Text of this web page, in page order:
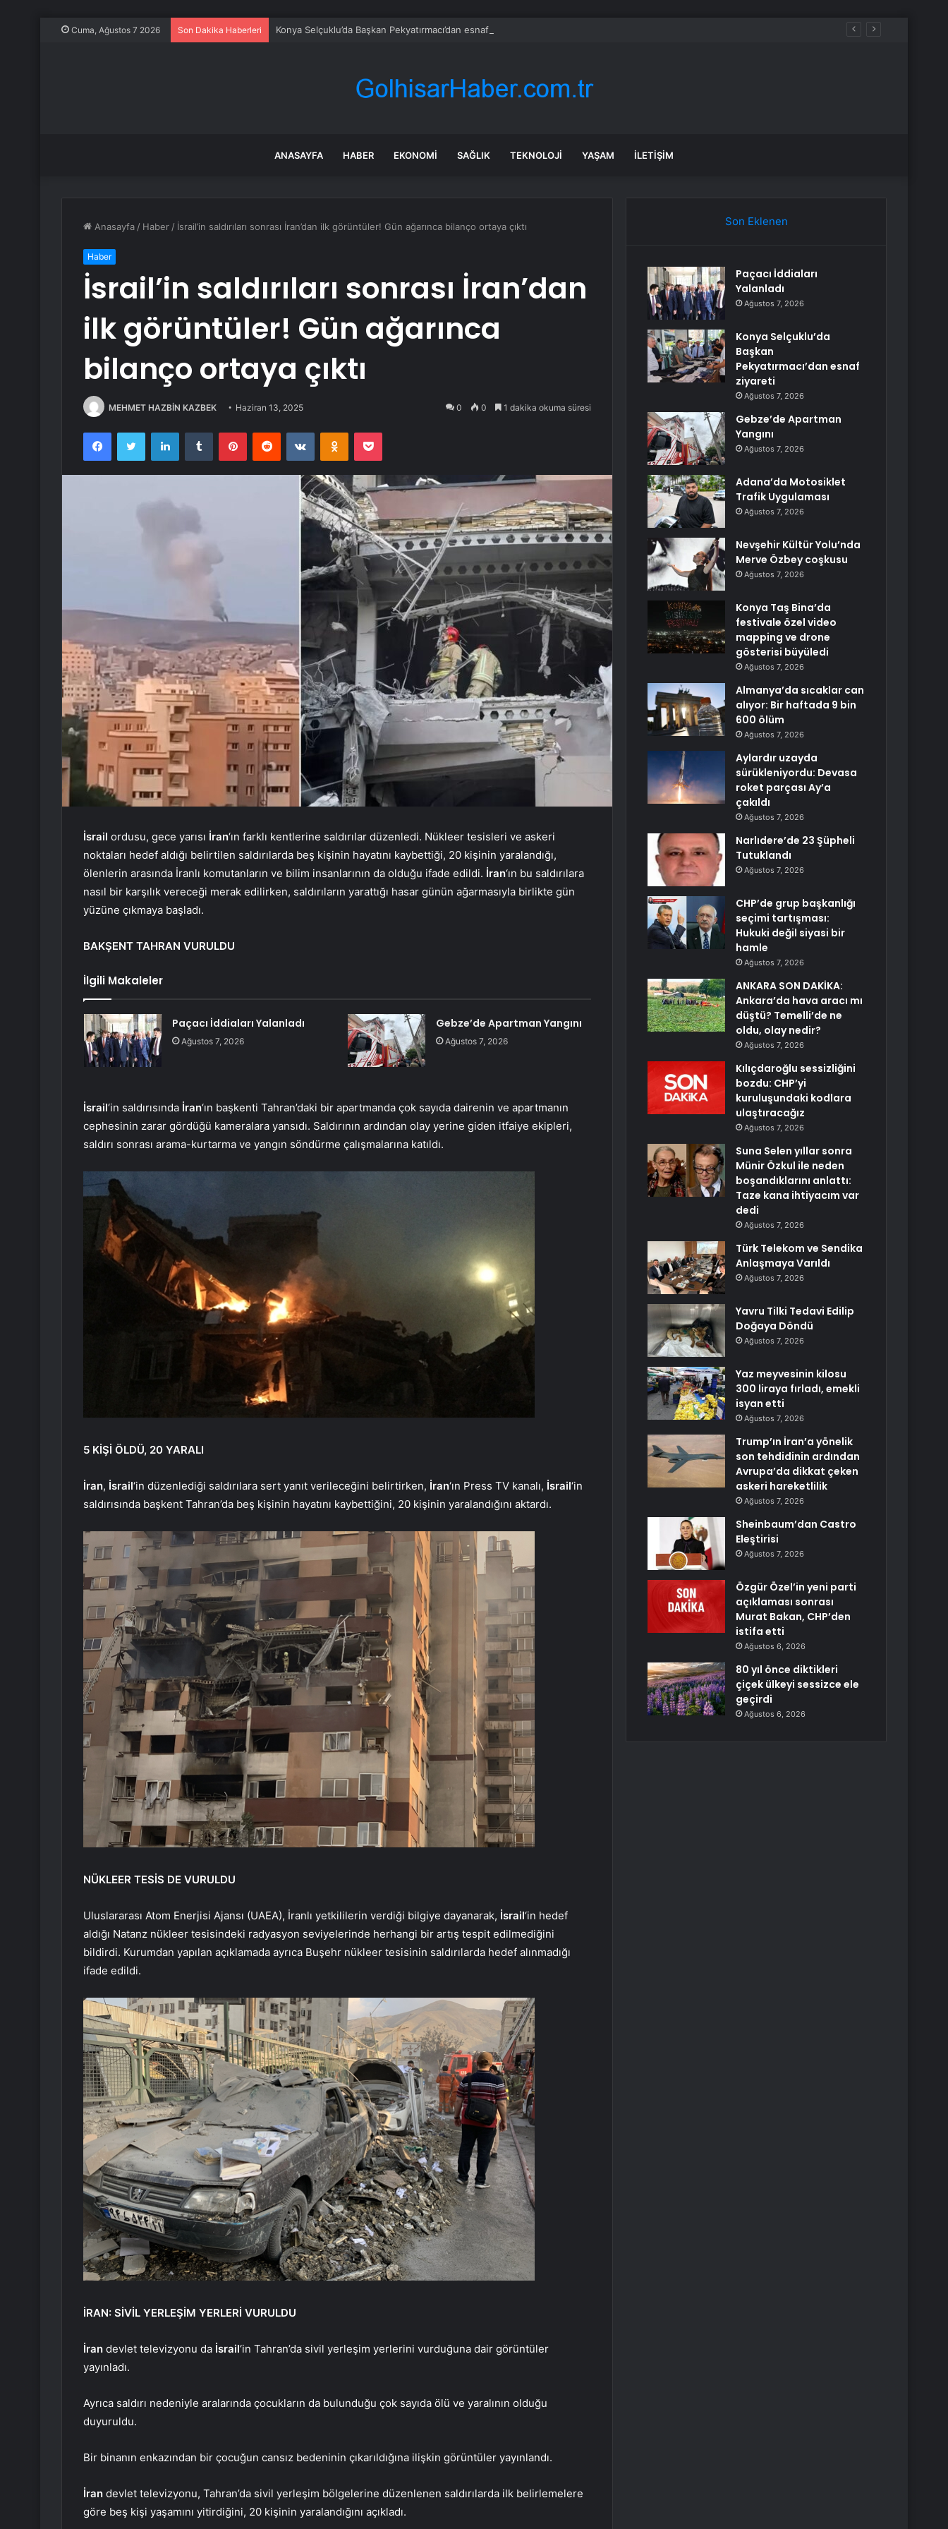
Cuma, Ağustos 7 2026 Son Dakika Haberleri Konya Selçuklu’da Başkan Pekyatırmacı’dan esnaf ziyareti
ANASAYFA HABER EKONOMI SAĞLIK TEKNOLOJI YAŞAM İLETIŞIM
Anasayfa / Haber / İsrail’in saldırıları sonrası İran’dan ilk görüntüler! Gün ağarınca bilanço ortaya çıktı
Haber
İsrail’in saldırıları sonrası İran’dan
ilk görüntüler! Gün ağarınca
bilanço ortaya çıktı
MEHMET HAZBİN KAZBEK Haziran 13, 2025 0 0 1 dakika okuma süresi
FacebookTwitter LinkedInTumblr PinterestReddit VKontakteOdnoklassniki
Pocket
İsrail ordusu, gece yarısı İran‘ın farklı kentlerine saldırılar düzenledi. Nükleer tesisleri ve askeri
noktaları hedef aldığı belirtilen saldırılarda beş kişinin hayatını kaybettiği, 20 kişinin yaralandığı,
ölenlerin arasında İranlı komutanların ve bilim insanlarının da olduğu ifade edildi. İran‘ın bu saldırılara
nasıl bir karşılık vereceği merak edilirken, saldırıların yarattığı hasar günün ağarmasıyla birlikte gün
yüzüne çıkmaya başladı.
BAKŞENT TAHRAN VURULDU
İlgili Makaleler
Paçacı İddiaları Yalanladı
Ağustos 7, 2026
Gebze’de Apartman Yangını
Ağustos 7, 2026
İsrail‘in saldırısında İran‘ın başkenti Tahran’daki bir apartmanda çok sayıda dairenin ve apartmanın
cephesinin zarar gördüğü kameralara yansıdı. Saldırının ardından olay yerine giden itfaiye ekipleri,
saldırı sonrası arama-kurtarma ve yangın söndürme çalışmalarına katıldı.
5 KİŞİ ÖLDÜ, 20 YARALI
İran, İsrail‘in düzenlediği saldırılara sert yanıt verileceğini belirtirken, İran‘ın Press TV kanalı, İsrail‘in
saldırısında başkent Tahran’da beş kişinin hayatını kaybettiğini, 20 kişinin yaralandığını aktardı.
NÜKLEER TESİS DE VURULDU
Uluslararası Atom Enerjisi Ajansı (UAEA), İranlı yetkililerin verdiği bilgiye dayanarak, İsrail‘in hedef
aldığı Natanz nükleer tesisindeki radyasyon seviyelerinde herhangi bir artış tespit edilmediğini
bildirdi. Kurumdan yapılan açıklamada ayrıca Buşehr nükleer tesisinin saldırılarda hedef alınmadığı
ifade edildi.
İRAN: SİVİL YERLEŞİM YERLERİ VURULDU
İran devlet televizyonu da İsrail‘in Tahran’da sivil yerleşim yerlerini vurduğuna dair görüntüler
yayınladı.
Ayrıca saldırı nedeniyle aralarında çocukların da bulunduğu çok sayıda ölü ve yaralının olduğu
duyuruldu.
Bir binanın enkazından bir çocuğun cansız bedeninin çıkarıldığına ilişkin görüntüler yayınlandı.
İran devlet televizyonu, Tahran’da sivil yerleşim bölgelerine düzenlenen saldırılarda ilk belirlemelere
göre beş kişi yaşamını yitirdiğini, 20 kişinin yaralandığını açıkladı.
Son Eklenen
Paçacı İddiaları
Yalanladı
Ağustos 7, 2026
Konya Selçuklu’da
Başkan
Pekyatırmacı’dan esnaf
ziyareti
Ağustos 7, 2026
Gebze’de Apartman
Yangını
Ağustos 7, 2026
Adana’da Motosiklet
Trafik Uygulaması
Ağustos 7, 2026
Nevşehir Kültür Yolu’nda
Merve Özbey coşkusu
Ağustos 7, 2026
Konya Taş Bina’da
festivale özel video
mapping ve drone
gösterisi büyüledi
Ağustos 7, 2026
Almanya’da sıcaklar can
alıyor: Bir haftada 9 bin
600 ölüm
Ağustos 7, 2026
Aylardır uzayda
sürükleniyordu: Devasa
roket parçası Ay’a
çakıldı
Ağustos 7, 2026
Narlıdere’de 23 Şüpheli
Tutuklandı
Ağustos 7, 2026
CHP’de grup başkanlığı
seçimi tartışması:
Hukuki değil siyasi bir
hamle
Ağustos 7, 2026
ANKARA SON DAKİKA:
Ankara’da hava aracı mı
düştü? Temelli’de ne
oldu, olay nedir?
Ağustos 7, 2026
Kılıçdaroğlu sessizliğini
bozdu: CHP’yi
kuruluşundaki kodlara
ulaştıracağız
Ağustos 7, 2026
Suna Selen yıllar sonra
Münir Özkul ile neden
boşandıklarını anlattı:
Taze kana ihtiyacım var
dedi
Ağustos 7, 2026
Türk Telekom ve Sendika
Anlaşmaya Varıldı
Ağustos 7, 2026
Yavru Tilki Tedavi Edilip
Doğaya Döndü
Ağustos 7, 2026
Yaz meyvesinin kilosu
300 liraya fırladı, emekli
isyan etti
Ağustos 7, 2026
Trump’ın İran’a yönelik
son tehdidinin ardından
Avrupa’da dikkat çeken
askeri hareketlilik
Ağustos 7, 2026
Sheinbaum’dan Castro
Eleştirisi
Ağustos 7, 2026
Özgür Özel’in yeni parti
açıklaması sonrası
Murat Bakan, CHP’den
istifa etti
Ağustos 6, 2026
80 yıl önce diktikleri
çiçek ülkeyi sessizce ele
geçirdi
Ağustos 6, 2026